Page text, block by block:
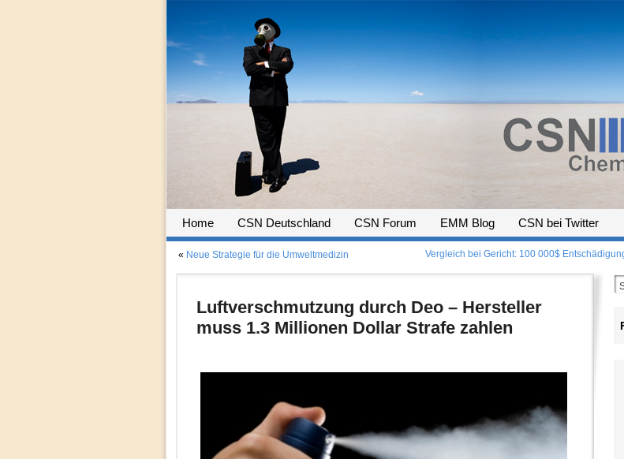
Home CSN Deutschland CSN Forum EMM Blog CSN bei Twitter
« Neue Strategie für die Umweltmedizin Vergleich bei Gericht: 100 000$
Luftverschmutzung durch Deo – Hersteller
muss 1.3 Millionen Dollar Strafe zahlen